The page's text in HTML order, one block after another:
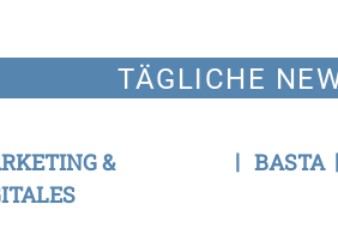
TÄGLICHE
&
BASTA